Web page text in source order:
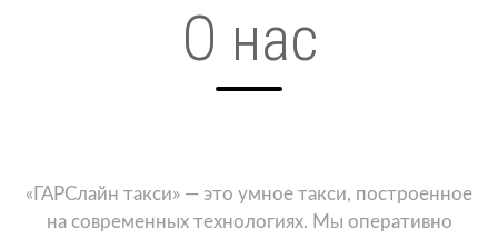
О нас
«ГАРСлайн такси» — это умное такси, построенное
на современных технологиях. Мы оперативно